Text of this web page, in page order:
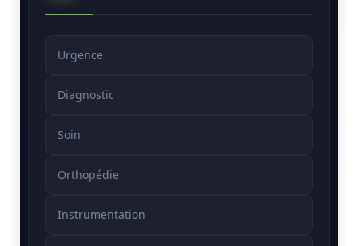
Urgence
Diagnostic
Soin
Orthopédie
Instrumentation